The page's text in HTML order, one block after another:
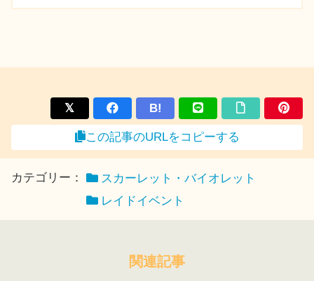
B!
この記事のURLをコピーする
カテゴリー：
スカーレット・バイオレット
レイドイベント
関連記事